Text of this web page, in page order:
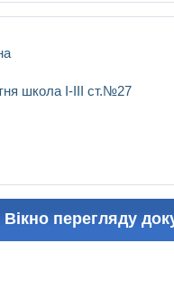
школа І-ІІІ ст.№27
Вікно перегляду